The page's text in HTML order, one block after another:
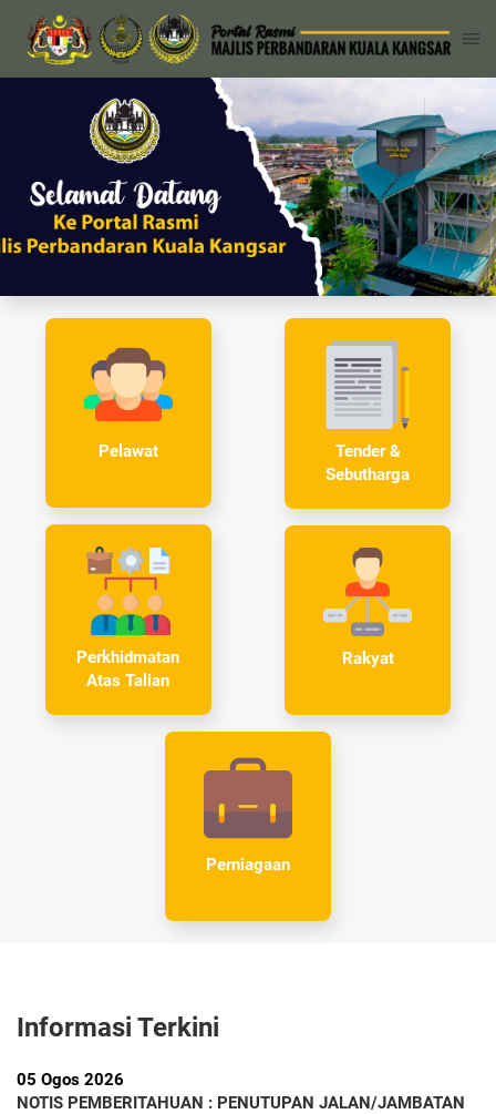
Pelawat
Tender &
Sebutharga
Perkhidmatan
Atas Talian
Rakyat
Perniagaan
Informasi Terkini
05 Ogos 2026
NOTIS PEMBERITAHUAN : PENUTUPAN JALAN/JAMBATAN